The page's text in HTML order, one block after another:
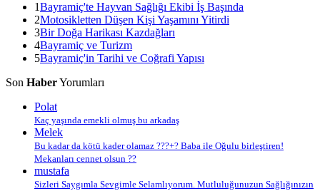
1Bayramiç'te Hayvan Sağlığı Ekibi İş Başında
2Motosikletten Düşen Kişi Yaşamını Yitirdi
3Bir Doğa Harikası Kazdağları
4Bayramiç ve Turizm
5Bayramiç'in Tarihi ve Coğrafi Yapısı
Son HaberYorumları
Polat
Kaç yaşında emekli olmuş bu arkadaş
Melek
Bu kadar da kötü kader olamaz ???+? Baba ile Oğulu birleştiren!
Mekanları cennet olsun ??
mustafa
Sizleri Saygımla Sevgimle Selamlıyorum. Mutluluğunuzun Sağlığınızın